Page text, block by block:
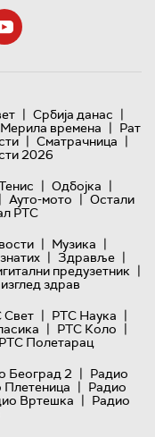
| Србија данас |
Мерила времена | Рат
| Сматрачница |
2026
| Одбојка |
| Ауто-мото | Остали
РТС
| Музика |
| Здравље |
предузетник |
здрав
Свет | РТС Наука |
| РТС Коло |
РТС Полетарац
Београд 2 | Радио
Плетеница | Радио
Вртешка | Радио